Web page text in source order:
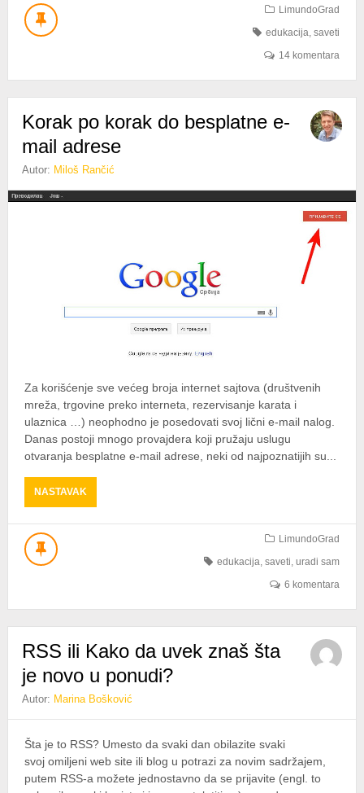
LimundoGrad
edukacija,saveti
14 komentara
Korak po korak do besplatne e-
mail adrese
Autor: Miloš Rančić
Za korišćenje sve većeg broja internet sajtova (društvenih
mreža, trgovine preko interneta, rezervisanje karata i
ulaznica …) neophodno je posedovati svoj lični e-mail nalog.
Danas postoji mnogo provajdera koji pružaju uslugu
otvaranja besplatne e-mail adrese, neki od najpoznatijih su...
NASTAVAKABOUT
KORAK
PO
LimundoGrad
edukacija,saveti,uradi sam
6 komentara
RSS ili Kako da uvek znaš šta
je novo u ponudi?
Autor: Marina Bošković
Šta je to RSS? Umesto da svaki dan obilazite svaki
svoj omiljeni web site ili blog u potrazi za novim sadržajem,
putem RSS-a možete jednostavno da se prijavite (engl. to